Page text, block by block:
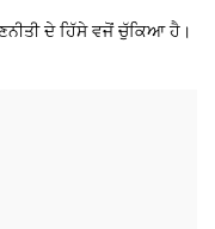
ਦੇ ਹਿੱਸੇ ਵਜੋਂ ਚੁੱਕਿਆ ਹੈ।